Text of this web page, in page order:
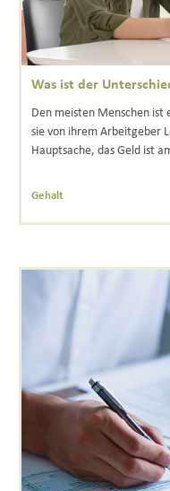
Was ist der
Den meisten Menschen ist
sie von ihrem Arbeitgeber
Hauptsache, das Geld ist
Gehalt